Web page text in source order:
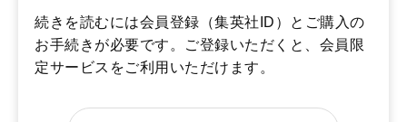
続きを読むには会員登録（集英社ID）とご購入の
お手続きが必要です。ご登録いただくと、会員限
定サービスをご利用いただけます。